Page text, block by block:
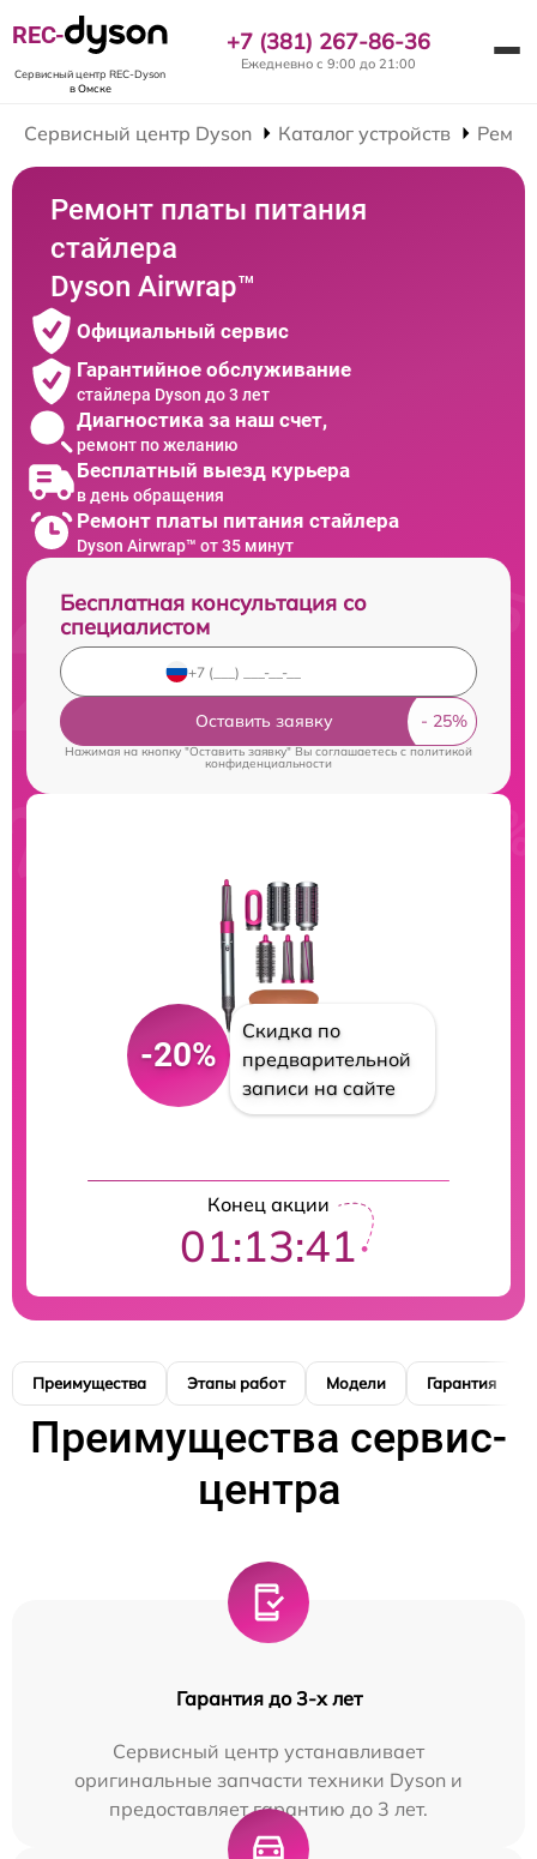
REC-
Сервисный центр REC-Dyson
в Омске
+7 (381) 267-86-36
Ежедневно с 9:00 до 21:00
Сервисный центр Dyson Каталог устройств
Ремонт платы питания
стайлера
Dyson Airwrap™
Официальный сервис
Гарантийное обслуживание
стайлера Dyson до 3 лет
Диагностика за наш счет,
ремонт по желанию
Бесплатный выезд курьера
в день обращения
Ремонт платы питания стайлера
Dyson Airwrap™ от 35 минут
Бесплатная консультация со
специалистом
Оставить заявку
Нажимая на кнопку "Оставить заявку" Вы соглашаетесь cполитикой
конфиденциальности
-20%
Скидка по
предварительной
записи на сайте
Конец акции
01:13:40
Преимущества Этапы работ Модели Гарантия
Преимущества сервис-
центра
Гарантия до 3-х лет
Сервисный центр устанавливает
оригинальные запчасти техники Dyson и
предоставляет гарантию до 3 лет.